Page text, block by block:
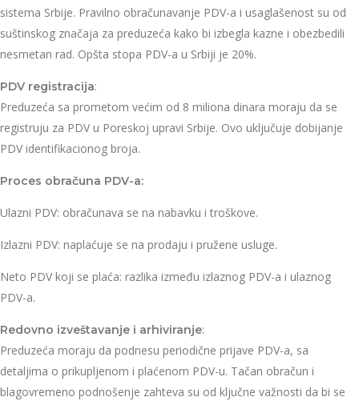
sistema Srbije. Pravilno obračunavanje PDV-a i usaglašenost su od
suštinskog značaja za preduzeća kako bi izbegla kazne i obezbedili
nesmetan rad. Opšta stopa PDV-a u Srbiji je 20%.
PDV registracija:
Preduzeća sa prometom većim od 8 miliona dinara moraju da se
registruju za PDV u Poreskoj upravi Srbije. Ovo uključuje dobijanje
PDV identifikacionog broja.
Proces obračuna PDV-a:
Ulazni PDV: obračunava se na nabavku i troškove.
Izlazni PDV: naplaćuje se na prodaju i pružene usluge.
Neto PDV koji se plaća: razlika između izlaznog PDV-a i ulaznog
PDV-a.
Redovno izveštavanje i arhiviranje:
Preduzeća moraju da podnesu periodične prijave PDV-a, sa
detaljima o prikupljenom i plaćenom PDV-u. Tačan obračun i
blagovremeno podnošenje zahteva su od ključne važnosti da bi se